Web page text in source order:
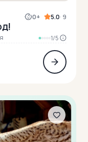
0+ 5.0· 9
1/5